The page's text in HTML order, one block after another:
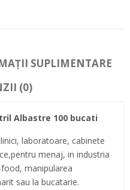
SUPLIMENTARE
(0)
Albastre 100 bucati
laboratoare, cabinete
menaj, in industria
manipularea
sau la bucatarie.